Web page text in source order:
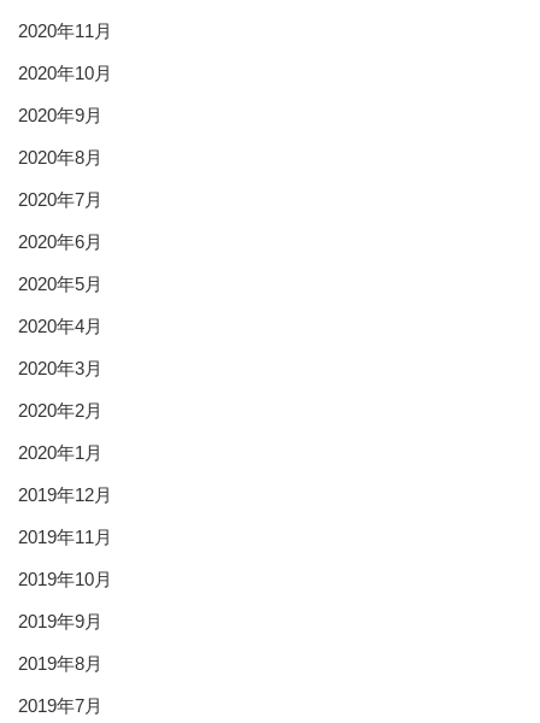
2020年11月
2020年10月
2020年9月
2020年8月
2020年7月
2020年6月
2020年5月
2020年4月
2020年3月
2020年2月
2020年1月
2019年12月
2019年11月
2019年10月
2019年9月
2019年8月
2019年7月